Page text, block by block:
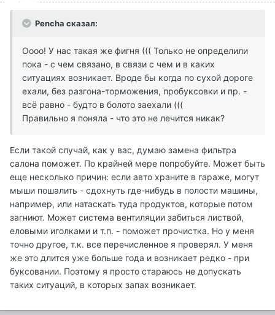
Pencha сказал:
Оооо! У нас такая же фигня ((( Только не определили
пока - с чем связано, в связи с чем и в каких
ситуациях возникает. Вроде бы когда по сухой дороге
ехали, без разгона-торможения, пробуксовки и пр. -
всё равно - будто в болото заехали (((
Правильно я поняла - что это не лечится никак?
Если такой случай, как у вас, думаю замена фильтра
салона поможет. По крайней мере попробуйте. Может быть
еще несколько причин: если авто храните в гараже, могут
мыши пошалить - сдохнуть где-нибудь в полости машины,
например, или натаскать туда продуктов, которые потом
загниют. Может система вентиляции забиться листвой,
еловыми иголками и т.п. - поможет прочистка. Но у меня
точно другое, т.к. все перечисленное я проверял. У меня
же это длится уже больше года и возникает редко - при
буксовании. Поэтому я просто стараюсь не допускать
таких ситуаций, в которых запах возникает.